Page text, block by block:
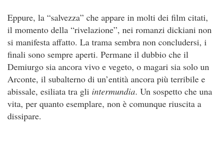
Eppure, la “salvezza” che appare in molti dei film citati,
il momento della “rivelazione”, nei romanzi dickiani non
si manifesta affatto. La trama sembra non concludersi, i
finali sono sempre aperti. Permane il dubbio che il
Demiurgo sia ancora vivo e vegeto, o magari sia solo un
Arconte, il subalterno di un’entità ancora più terribile e
abissale, esiliata tra gli intermundia. Un sospetto che una
vita, per quanto esemplare, non è comunque riuscita a
dissipare.